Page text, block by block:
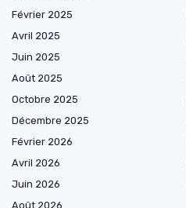
Février 2025
Avril 2025
Juin 2025
Août 2025
Octobre 2025
Décembre 2025
Février 2026
Avril 2026
Juin 2026
Août 2026